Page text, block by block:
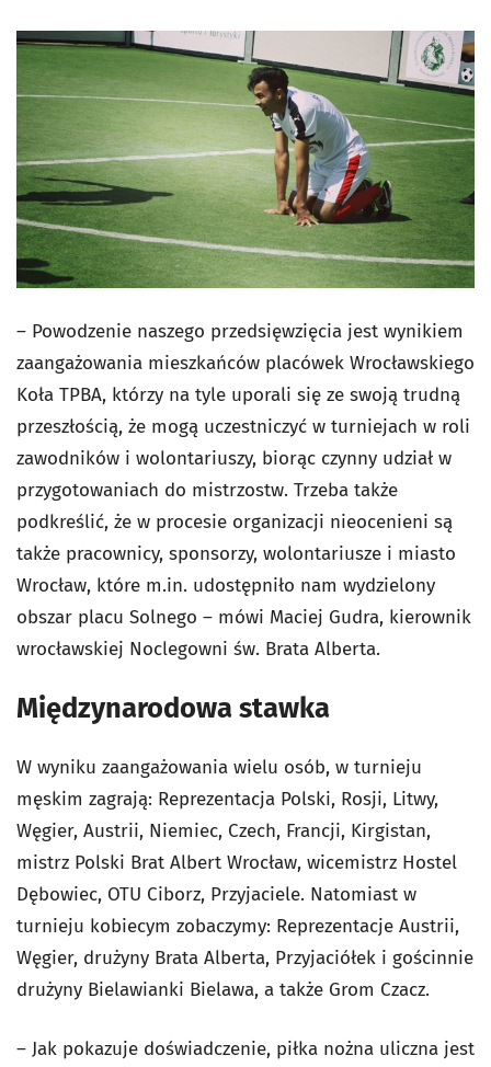
– Powodzenie naszego przedsięwzięcia jest wynikiem
zaangażowania mieszkańców placówek Wrocławskiego
Koła TPBA, którzy na tyle uporali się ze swoją trudną
przeszłością, że mogą uczestniczyć w turniejach w roli
zawodników i wolontariuszy, biorąc czynny udział w
przygotowaniach do mistrzostw. Trzeba także
podkreślić, że w procesie organizacji nieocenieni są
także pracownicy, sponsorzy, wolontariusze i miasto
Wrocław, które m.in. udostępniło nam wydzielony
obszar placu Solnego – mówi Maciej Gudra, kierownik
wrocławskiej Noclegowni św. Brata Alberta.
Międzynarodowa stawka
W wyniku zaangażowania wielu osób, w turnieju
męskim zagrają: Reprezentacja Polski, Rosji, Litwy,
Węgier, Austrii, Niemiec, Czech, Francji, Kirgistan,
mistrz Polski Brat Albert Wrocław, wicemistrz Hostel
Dębowiec, OTU Ciborz, Przyjaciele. Natomiast w
turnieju kobiecym zobaczymy: Reprezentacje Austrii,
Węgier, drużyny Brata Alberta, Przyjaciółek i gościnnie
drużyny Bielawianki Bielawa, a także Grom Czacz.
– Jak pokazuje doświadczenie, piłka nożna uliczna jest